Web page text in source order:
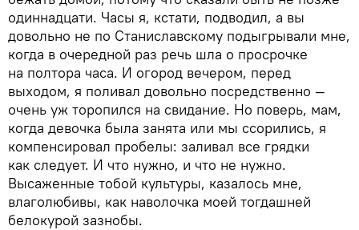
одиннадцати. Часы я, кстати, подводил, а вы
довольно не по Станиславскому подыгрывали мне,
когда в очередной раз речь шла о просрочке
на полтора часа. И огород вечером, перед
выходом, я поливал довольно посредственно —
очень уж торопился на свидание. Но поверь, мам,
когда девочка была занята или мы ссорились, я
компенсировал пробелы: заливал все грядки
как следует. И что нужно, и что не нужно.
Высаженные тобой культуры, казалось мне,
влаголюбивы, как наволочка моей тогдашней
белокурой зазнобы.